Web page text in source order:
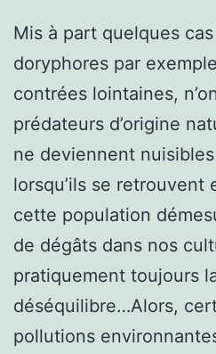
Mis à part quelques
doryphores par
contrées lointaines,
prédateurs d’origine
ne deviennent
lorsqu’ils se retrouvent
cette population
de dégâts dans nos
pratiquement toujours
déséquilibre…Alors,
pollutions